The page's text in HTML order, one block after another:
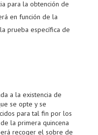
para la obtención de
en función de la
prueba específica de
a la existencia de
se opte y se
para tal fin por los
la primera quincena
recoger el sobre de